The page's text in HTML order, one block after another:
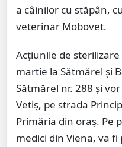
a câinilor cu stăpân,
veterinar Mobovet.
Acțiunile de
martie la Sătmărel și
Sătmărel nr. 288 și
Vetiș, pe strada
Primăria din oraș. Pe
medici din Viena, va